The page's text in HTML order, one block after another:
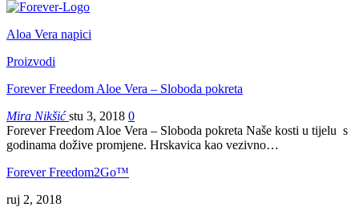
Aloa Vera napici
Proizvodi
Forever Freedom Aloe Vera – Sloboda pokreta
Mira Nikšićstu 3, 2018 0
Forever Freedom Aloe Vera – Sloboda pokreta Naše kosti u tijelu s
godinama dožive promjene. Hrskavica kao vezivno…
Forever Freedom2Go™
ruj 2, 2018